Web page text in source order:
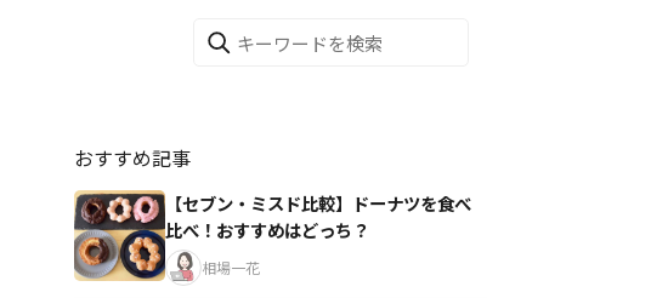
おすすめ記事
【セブン・ミスド比較】ドーナツを食べ
比べ！おすすめはどっち？
相場一花